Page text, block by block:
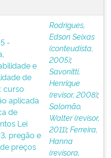
-
e
de
curso
aplicada
de
Lei
pregão e
preços
Rodrigues,
Edson Seixas
(conteudista,
2005);
Savonitti,
Henrique
(revisor, 2008);
Salomão,
Walter (revisor,
2011);Ferreira,
Hanna
(revisora,